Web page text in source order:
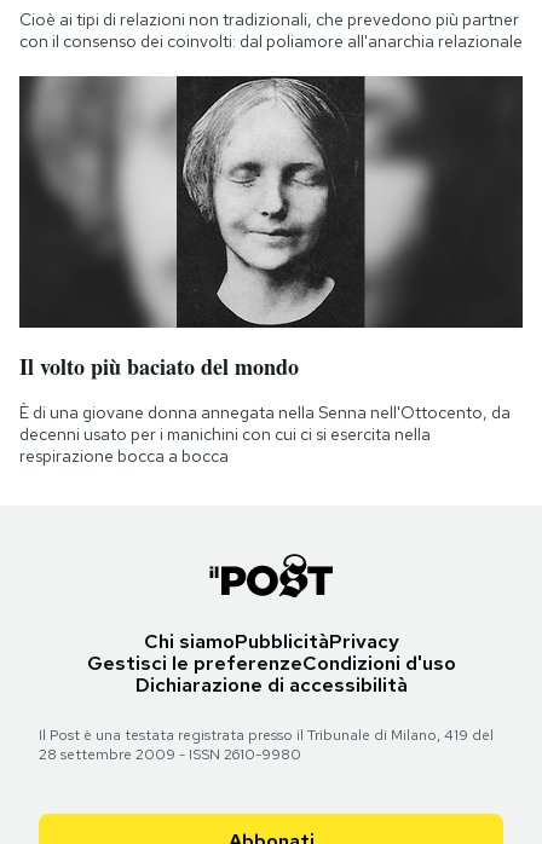
Cioè ai tipi di relazioni non tradizionali, che prevedono più partner
con il consenso dei coinvolti: dal poliamore all'anarchia relazionale
Il volto più baciato del mondo
È di una giovane donna annegata nella Senna nell'Ottocento, da
decenni usato per i manichini con cui ci si esercita nella
respirazione bocca a bocca
Chi siamoPubblicitàPrivacy
Gestisci le preferenzeCondizioni d'uso
Dichiarazione di accessibilità
Il Post è una testata registrata presso il Tribunale di Milano, 419 del
28 settembre 2009 - ISSN 2610-9980